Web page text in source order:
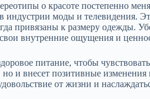
о красоте постепенно
индустрии моды и телевидения.
привязаны к размеру одежды.
внутренние ощущения и
питание, чтобы
и внесет позитивные
от жизни и